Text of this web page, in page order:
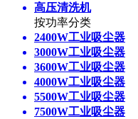
高压清洗机
按功率分类
2400W工业吸尘器
3000W工业吸尘器
3600W工业吸尘器
4000W工业吸尘器
5500W工业吸尘器
7500W工业吸尘器